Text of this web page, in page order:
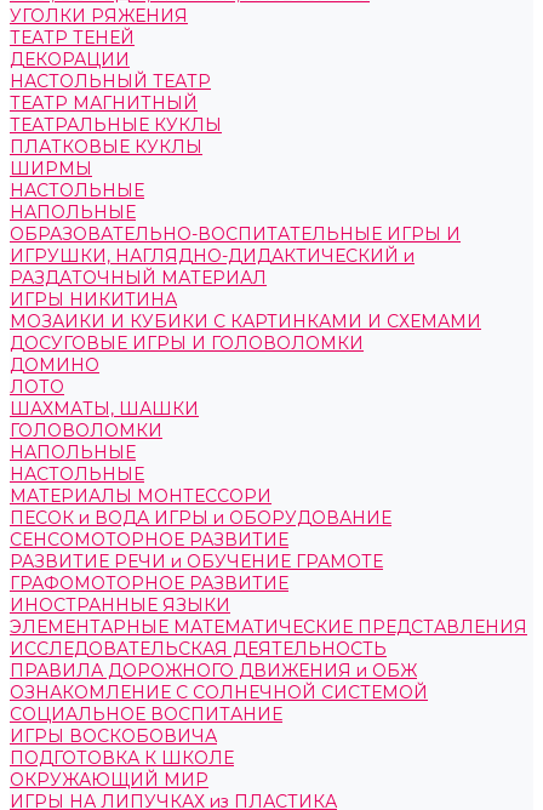
УГОЛКИ РЯЖЕНИЯ
ТЕАТР ТЕНЕЙ
ДЕКОРАЦИИ
НАСТОЛЬНЫЙ ТЕАТР
ТЕАТР МАГНИТНЫЙ
ТЕАТРАЛЬНЫЕ КУКЛЫ
ПЛАТКОВЫЕ КУКЛЫ
ШИРМЫ
НАСТОЛЬНЫЕ
НАПОЛЬНЫЕ
ОБРАЗОВАТЕЛЬНО-ВОСПИТАТЕЛЬНЫЕ ИГРЫ И
ИГРУШКИ, НАГЛЯДНО-ДИДАКТИЧЕСКИЙ и
РАЗДАТОЧНЫЙ МАТЕРИАЛ
ИГРЫ НИКИТИНА
МОЗАИКИ И КУБИКИ С КАРТИНКАМИ И СХЕМАМИ
ДОСУГОВЫЕ ИГРЫ И ГОЛОВОЛОМКИ
ДОМИНО
ЛОТО
ШАХМАТЫ, ШАШКИ
ГОЛОВОЛОМКИ
НАПОЛЬНЫЕ
НАСТОЛЬНЫЕ
МАТЕРИАЛЫ МОНТЕССОРИ
ПЕСОК и ВОДА ИГРЫ и ОБОРУДОВАНИЕ
СЕНСОМОТОРНОЕ РАЗВИТИЕ
РАЗВИТИЕ РЕЧИ и ОБУЧЕНИЕ ГРАМОТЕ
ГРАФОМОТОРНОЕ РАЗВИТИЕ
ИНОСТРАННЫЕ ЯЗЫКИ
ЭЛЕМЕНТАРНЫЕ МАТЕМАТИЧЕСКИЕ ПРЕДСТАВЛЕНИЯ
ИССЛЕДОВАТЕЛЬСКАЯ ДЕЯТЕЛЬНОСТЬ
ПРАВИЛА ДОРОЖНОГО ДВИЖЕНИЯ и ОБЖ
ОЗНАКОМЛЕНИЕ С СОЛНЕЧНОЙ СИСТЕМОЙ
СОЦИАЛЬНОЕ ВОСПИТАНИЕ
ИГРЫ ВОСКОБОВИЧА
ПОДГОТОВКА К ШКОЛЕ
ОКРУЖАЮЩИЙ МИР
ИГРЫ НА ЛИПУЧКАХ из ПЛАСТИКА